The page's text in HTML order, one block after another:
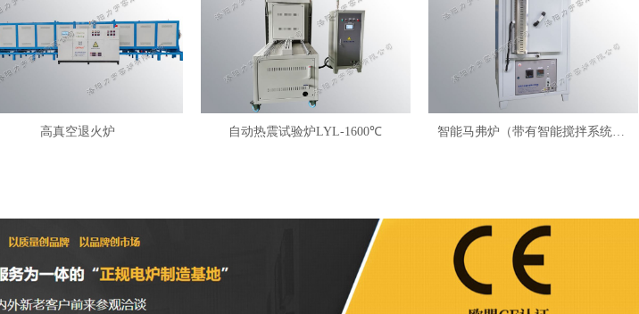
高真空退火炉 自动热震试验炉LYL-1600℃ 智能马弗炉（带有智能搅拌系统）LYL-FANM